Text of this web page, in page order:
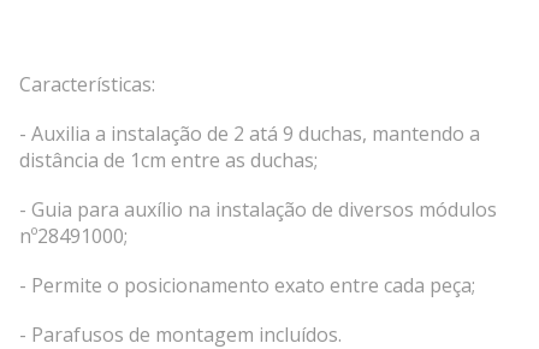
Características:
- Auxilia a instalação de 2 atá 9 duchas, mantendo a
distância de 1cm entre as duchas;
- Guia para auxílio na instalação de diversos módulos
nº28491000;
- Permite o posicionamento exato entre cada peça;
- Parafusos de montagem incluídos.